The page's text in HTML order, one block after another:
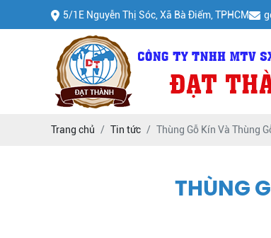
5/1E Nguyễn Thị Sóc, Xã Bà Điểm, TPHCM
Trang chủ Tin tức Thùng Gỗ Kín Và Thùng
THÙNG